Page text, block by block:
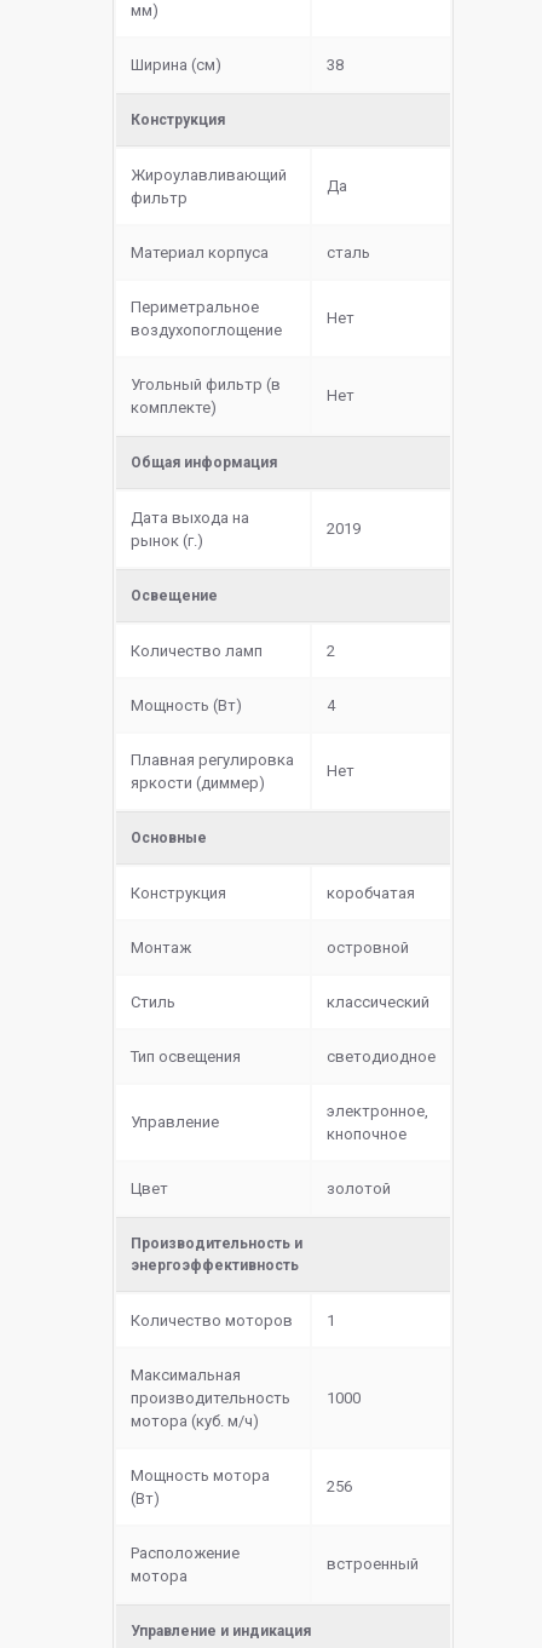
мм)
Ширина (см) 38
Конструкция
Жироулавливающий
фильтр
Да
Материал корпуса сталь
Периметральное
воздухопоглощение
Нет
Угольный фильтр (в
комплекте)
Нет
Общая информация
Дата выхода на
рынок (г.)
2019
Освещение
Количество ламп 2
Мощность (Вт) 4
Плавная регулировка
яркости (диммер)
Нет
Основные
Конструкция коробчатая
Монтаж островной
Стиль классический
Тип освещения светодиодное
Управление
электронное,
кнопочное
Цвет золотой
Производительность и
энергоэффективность
Количество моторов 1
Максимальная
производительность
мотора (куб. м/ч)
1000
Мощность мотора
(Вт)
256
Расположение
мотора
встроенный
Управление и индикация